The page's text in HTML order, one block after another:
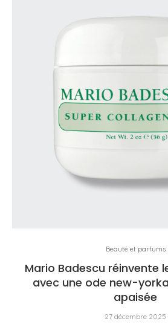
Beauté et parfums
Mario Badescu réinvente
avec une ode new-
apaisée
27 décembre 2025